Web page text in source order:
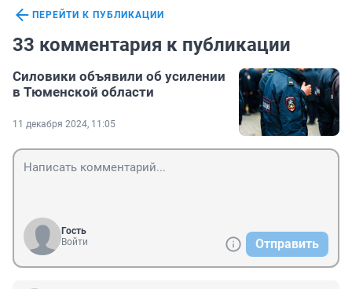
ПЕРЕЙТИ К ПУБЛИКАЦИИ
33 комментария к публикации
Силовики объявили об усилении
в Тюменской области
11 декабря 2024, 11:05
Гость
Войти
Отправить